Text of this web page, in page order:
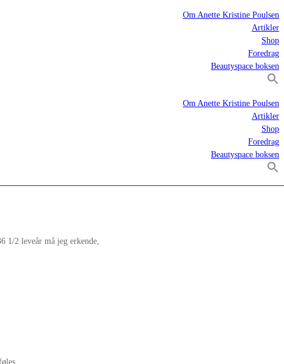
Om Anette Kristine Poulsen
Artikler
Shop
Foredrag
Beautyspace boksen
Om Anette Kristine Poulsen
Artikler
Shop
Foredrag
Beautyspace boksen
1/2 leveår må jeg erkende,